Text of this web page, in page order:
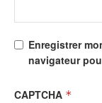
Enregistrer
navigateur
CAPTCHA *